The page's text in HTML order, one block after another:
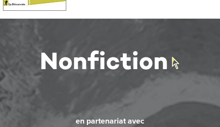
en partenariat avec